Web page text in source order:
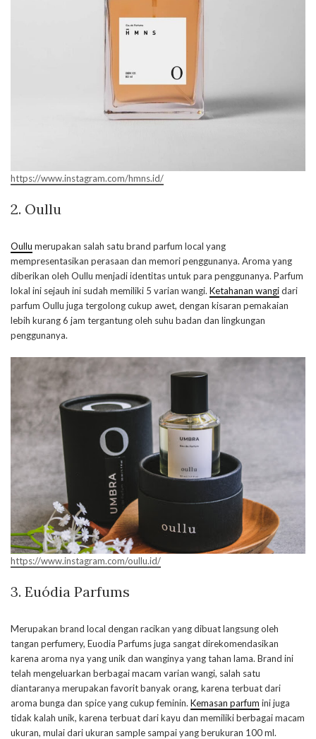
https://www.instagram.com/hmns.id/
2. Oullu
Oullu merupakan salah satu brand parfum local yang
mempresentasikan perasaan dan memori penggunanya. Aroma yang
diberikan oleh Oullu menjadi identitas untuk para penggunanya. Parfum
lokal ini sejauh ini sudah memiliki 5 varian wangi. Ketahanan wangidari
parfum Oullu juga tergolong cukup awet, dengan kisaran pemakaian
lebih kurang 6 jam tergantung oleh suhu badan dan lingkungan
penggunanya.
https://www.instagram.com/oullu.id/
3. Euódia Parfums
Merupakan brand local dengan racikan yang dibuat langsung oleh
tangan perfumery, Euodia Parfums juga sangat direkomendasikan
karena aroma nya yang unik dan wanginya yang tahan lama. Brand ini
telah mengeluarkan berbagai macam varian wangi, salah satu
diantaranya merupakan favorit banyak orang, karena terbuat dari
aroma bunga dan spice yang cukup feminin. Kemasan parfum ini juga
tidak kalah unik, karena terbuat dari kayu dan memiliki berbagai macam
ukuran, mulai dari ukuran sample sampai yang berukuran 100 ml.